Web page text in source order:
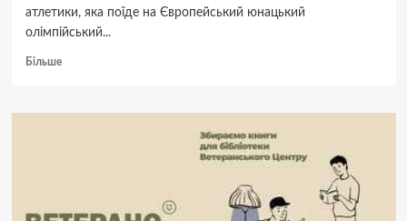
атлетики, яка поїде на Європейський юнацький
олімпійський...
БільшеДокладніше
Лапа
фестиваль